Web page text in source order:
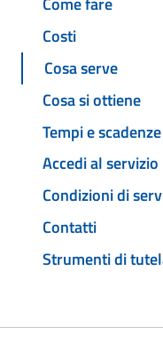
Costi
Cosa serve
Cosa si ottiene
Tempi e scadenze
Accedi al servizio
Condizioni di
Contatti
Strumenti di